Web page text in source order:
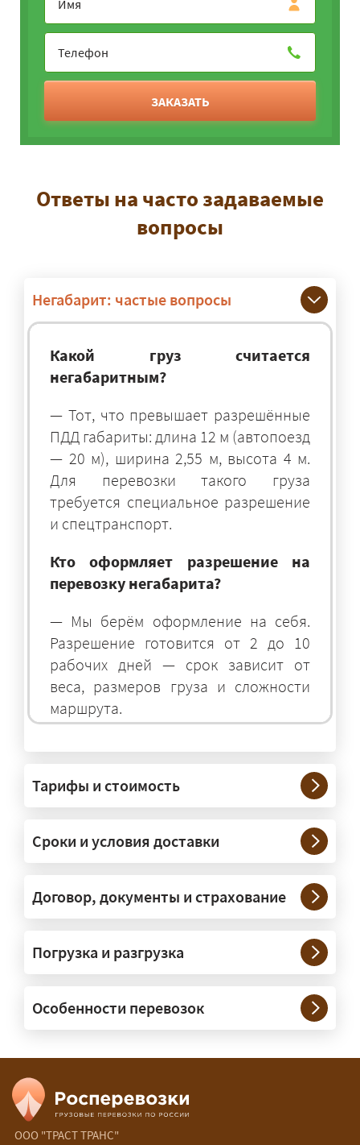
ЗАКАЗАТЬ
Ответы на часто задаваемые
вопросы
Негабарит: частые вопросы
Какой груз считается
негабаритным?
— Тот, что превышает разрешённые
ПДД габариты: длина 12 м (автопоезд
— 20 м), ширина 2,55 м, высота 4 м.
Для перевозки такого груза
требуется специальное разрешение
и спецтранспорт.
Кто оформляет разрешение на
перевозку негабарита?
— Мы берём оформление на себя.
Разрешение готовится от 2 до 10
рабочих дней — срок зависит от
веса, размеров груза и сложности
маршрута.
— На тралах и низкорамниках —
платформах, рассчитанных на
крупногабаритную технику и
конструкции. Транспорт подбираем
под конкретные размеры и вес груза.
сопровождение?
организуем. Потребность в машинах
прикрытия зависит от габаритов
груза и маршрута; это определяется
Сколько стоит перевозка
негабарита?
Тарифы и стоимость
Сроки и условия доставки
Договор, документы и страхование
Погрузка и разгрузка
Особенности перевозок
ООО "ТРАСТ ТРАНС"